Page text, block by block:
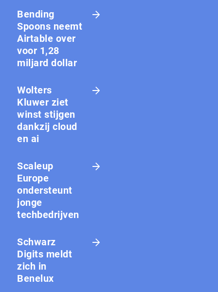
Bending
Spoons neemt
Airtable over
voor 1,28
miljard dollar
Wolters
Kluwer ziet
winst stijgen
dankzij cloud
en ai
Scaleup
Europe
ondersteunt
jonge
techbedrijven
Schwarz
Digits meldt
zich in
Benelux